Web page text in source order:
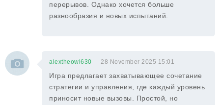
перерывов. Однако хочется больше
разнообразия и новых испытаний.
alextheowl630 28 November 2025 15:01
Игра предлагает захватывающее сочетание
стратегии и управления, где каждый уровень
приносит новые вызовы. Простой, но